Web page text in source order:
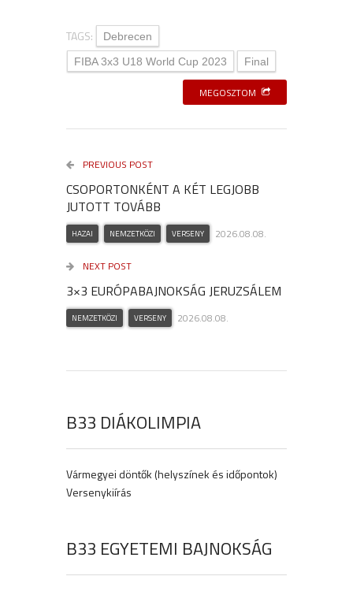
TAGS:
Debrecen
FIBA 3x3 U18 World Cup 2023
Final
MEGOSZTOM
PREVIOUS POST
CSOPORTONKÉNT A KÉT LEGJOBB
JUTOTT TOVÁBB
HAZAI NEMZETKÖZI VERSENY 2026.08.08.
NEXT POST
3×3 EURÓPABAJNOKSÁG JERUZSÁLEM
NEMZETKÖZI VERSENY 2026.08.08.
B33 DIÁKOLIMPIA
Vármegyei döntők (helyszínek és időpontok)
Versenykiírás
B33 EGYETEMI BAJNOKSÁG